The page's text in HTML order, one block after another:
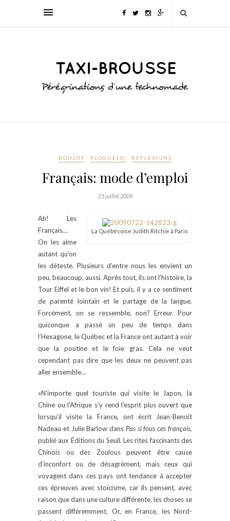
BOULOT PLOGUE(S) RÉFLEXIONS
Français: mode d’emploi
23 juillet 2009
La Québécoise Judith Ritchie à Paris
Ah! Les
Français…
On les aime
autant qu’on
les déteste. Plusieurs d’entre nous les envient un
peu, beaucoup, aussi. Après tout, ils ont l’histoire, la
Tour Eiffel et le bon vin! Et puis, il y a ce sentiment
de parenté lointain et le partage de la langue.
Forcément, on se ressemble, non? Erreur. Pour
quiconque a passé un peu de temps dans
l’Hexagone, le Québec et la France ont autant à voir
que la poutine et le foie gras. Cela ne veut
cependant pas dire que les deux ne peuvent pas
aller ensemble…
«N’importe quel touriste qui visite le Japon, la
Chine ou l’Afrique s’y rend l’esprit plus ouvert que
lorsqu’il visite la France, ont écrit Jean-Benoît
Nadeau et Julie Barlow dans Pas si fous ces français,
publié aux Éditions du Seuil. Les rites fascinants des
Chinois ou des Zoulous peuvent être cause
d’inconfort ou de désagrément, mais ceux qui
voyagent dans ces pays ont tendance à accepter
ces épreuves avec stoïcisme, car ils pensent, avec
raison que dans une culture différente, les choses se
passent différemment. Or, en France, les Nord-